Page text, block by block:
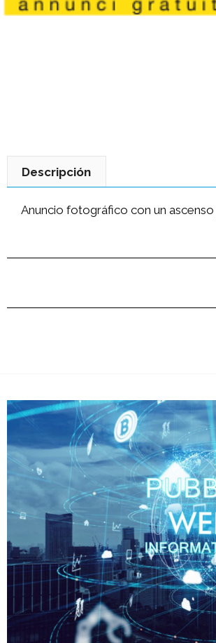
Descripción
Anuncio fotográfico con un ascenso